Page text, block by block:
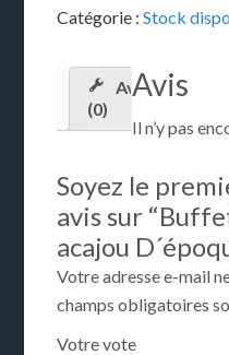
Catégorie :Stock
Avis
(0)
Avis
Il n’y pas
Soyez le
avis sur
acajou
Votre adresse e-mail
champs obligatoires
Votre vote